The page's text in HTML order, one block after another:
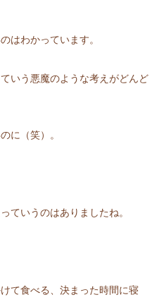
はわかっています。
いう悪魔のような考えがどんど
に（笑）。
ていうのはありましたね。
て⾷べる、決まった時間に寝